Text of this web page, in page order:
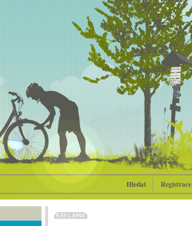
Hledat Registrace